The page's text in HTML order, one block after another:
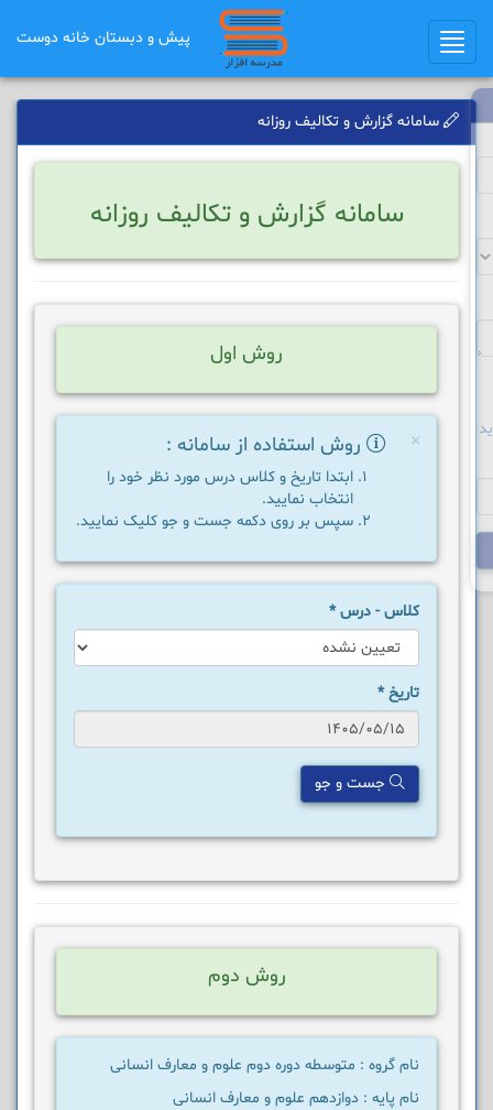
Toggle
navigation
پیش و دبستان خانه دوست
سامانه گزارش و تکالیف روزانه
سامانه گزارش و تکالیف روزانه
روش اول
× روش استفاده از سامانه :
ابتدا تاریخ و کلاس درس مورد نظر خود را
انتخاب نمایید.
سپس بر روی دکمه جست و جو کلیک نمایید.
کلاس - درس*
تاریخ*
جست و جو
روش دوم
نام گروه : متوسطه دوره دوم علوم و معارف انسانی
نام پایه : دوازدهم علوم و معارف انسانی